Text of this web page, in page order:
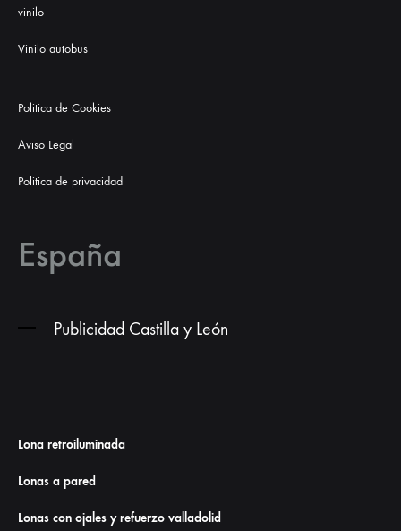
vinilo
Vinilo autobus
Politica de Cookies
Aviso Legal
Politica de privacidad
España
Publicidad Castilla y León
Lona retroiluminada
Lonas a pared
Lonas con ojales y refuerzo valladolid